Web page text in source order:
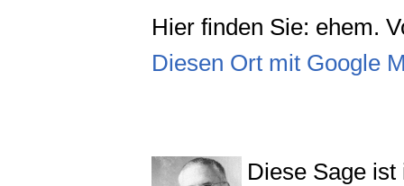
Hier finden Sie: ehem.
Diesen Ort mit Google
Diese Sage